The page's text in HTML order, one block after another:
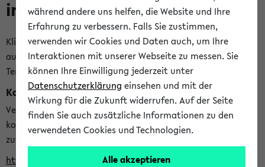
im eKVV
Klicken Sie auf das Semester, welches Sie für Ihre Sitzung
auswählen möchten. Bitte beachten Sie auch die weiteren
Termine imKalender der Lehrplanung
Kalenderintegration
Verwenden Sie die folgende Adresse, um mit einer
kompatiblen Kalenderanwendung auf die Vorlesungszeiten
zuzugreifen (nähere Informationen
finden Sie hier
https://ekvv.uni-bielefeld.de/ws/calendar?vz
während andere uns helfen, die Website und Ihre
Erfahrung zu verbessern. Falls Sie zustimmen,
verwenden wir Cookies und Daten auch, um Ihre
Interaktionen mit unserer Webseite zu messen. Sie
können Ihre Einwilligung jederzeit unter
Datenschutzerklärung einsehen und mit der
Wirkung für die Zukunft widerrufen. Auf der Seite
finden Sie auch zusätzliche Informationen zu den
verwendeten Cookies und Technologien.
Alle akzeptieren